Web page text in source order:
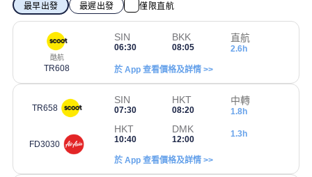
最早出發 最遲出發 僅限直航
酷航
TR608
SIN
06:30
BKK
08:05
直航
2.6h
於 App 查看價格及詳情 >>
TR658
SIN
07:30
HKT
08:20
中轉
1.8h
FD3030
HKT
10:40
DMK
12:00
1.3h
於 App 查看價格及詳情 >>